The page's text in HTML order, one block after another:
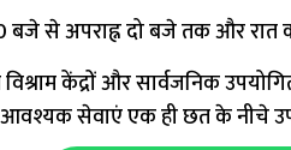
बजे से अपराह्न दो बजे तक और
केंद्रों और सार्वजनिक
आवश्यक सेवाएं एक ही छत के नीचे